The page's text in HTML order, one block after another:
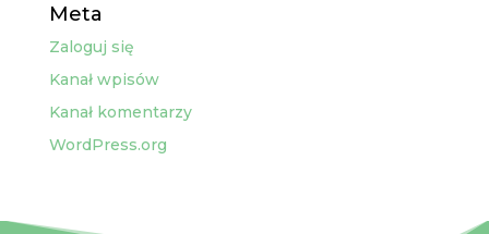
Meta
Zaloguj się
Kanał wpisów
Kanał komentarzy
WordPress.org